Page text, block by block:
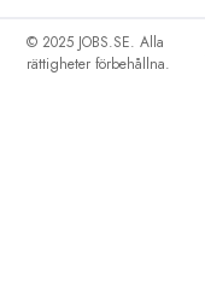
© 2025 JOBS.SE. Alla
rättigheter förbehållna.